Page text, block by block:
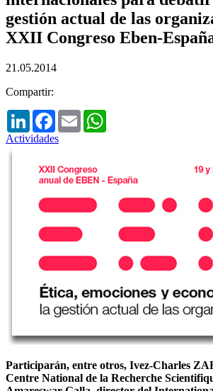
gestión actual de las
XXII Congreso Eben-
21.05.2014
Compartir:
LinkedInFacebook
Email
Actividades
Participarán, entre otros, Ivez-Charles
Centre National de la Recherche